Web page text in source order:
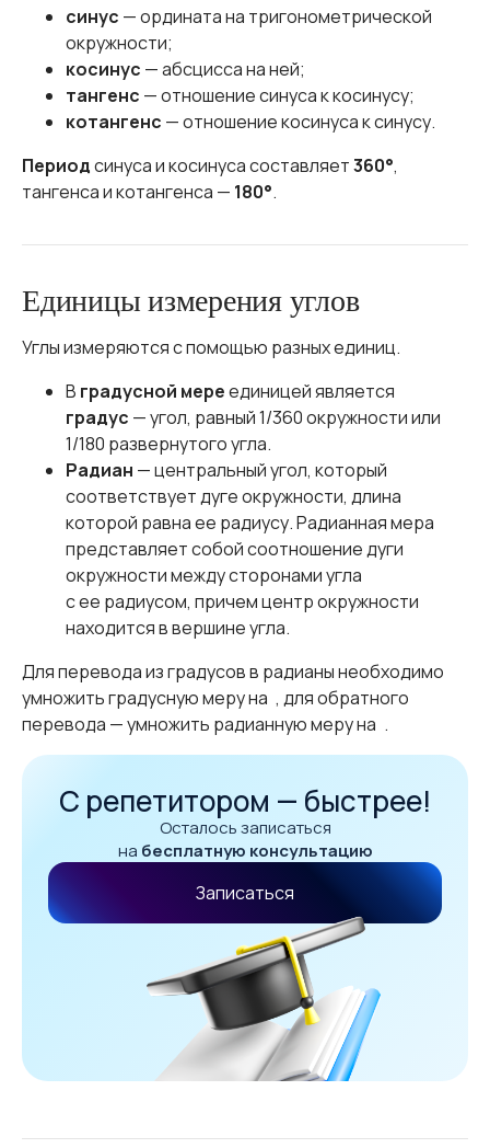
синус — ордината на тригонометрической
окружности;
косинус — абсцисса на ней;
тангенс — отношение синуса к косинусу;
котангенс — отношение косинуса к синусу.
Периодсинуса и косинуса составляет360°,
тангенса и котангенса — 180°.
Единицы измерения углов
Углы измеряются с помощью разных единиц.
В градусной мереединицей является
градус — угол, равный 1/360 окружности или
1/180 развернутого угла.
Радиан — центральный угол, который
соответствует дуге окружности, длина
которой равна ее радиусу. Радианная мера
представляет собой соотношение дуги
окружности между сторонами угла
с ее радиусом, причем центр окружности
находится в вершине угла.
Для перевода из градусов в радианы необходимо
умножить градусную меру на , для обратного
перевода — умножить радианную меру на .
С репетитором — быстрее!
Осталось записаться
на бесплатную консультацию
Записаться